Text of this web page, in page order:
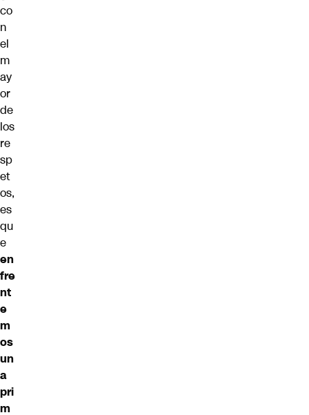
co
n
el
m
ay
or
de
los
re
sp
et
os,
es
qu
e
en
fre
nt
e
m
os
un
a
pri
m